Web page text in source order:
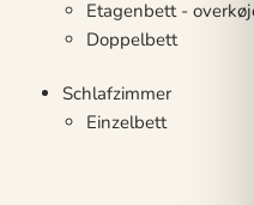
Etagenbett -
Doppelbett
Schlafzimmer
Einzelbett